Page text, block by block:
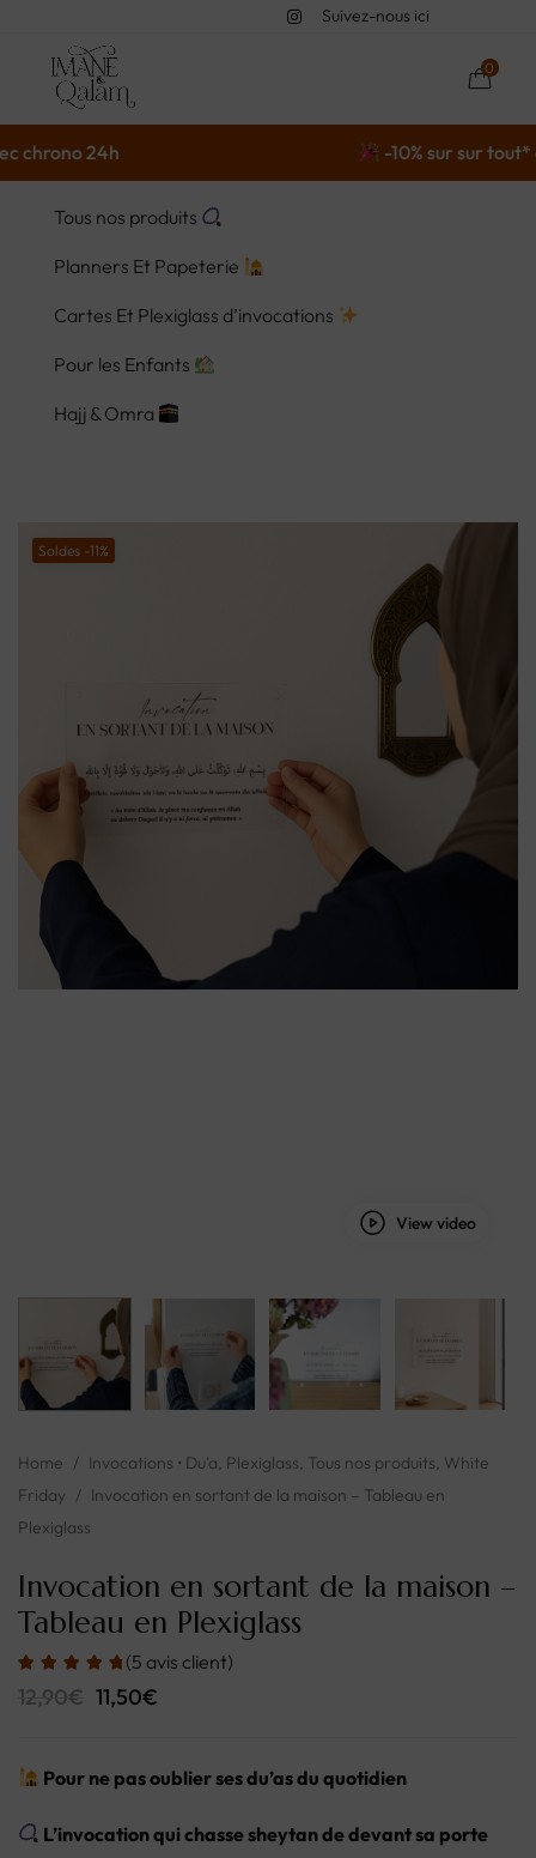
Suivez-nous ici
0
24h -10% sur sur tout* avec
Tous nos produits
Planners Et Papeterie
Cartes Et Plexiglass d’invocations
Pour les Enfants
Hajj & Omra
Soldes -11%
View video
Home / Invocations • Du'a, Plexiglass, Tous nos produits, White
Friday / Invocation en sortant de la maison – Tableau en
Plexiglass
Invocation en sortant de la maison –
Tableau en Plexiglass
(5 avis client)
12,90€ 11,50€
Pour ne pas oublier ses du’as du quotidien
L’invocation qui chasse sheytan de devant sa porte